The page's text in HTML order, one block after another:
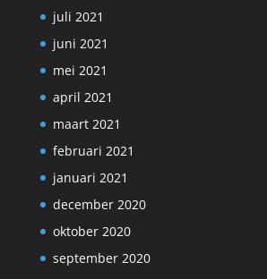
juli 2021
juni 2021
mei 2021
april 2021
maart 2021
februari 2021
januari 2021
december 2020
oktober 2020
september 2020